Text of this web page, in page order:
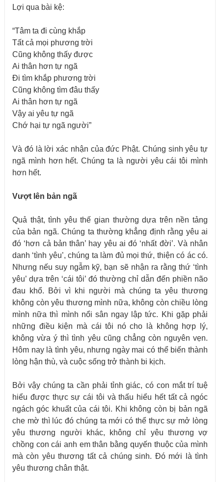
Lợi qua bài kệ:
“Tâm ta đi cùng khắp
Tất cả mọi phương trời
Cũng không thấy được
Ai thân hơn tự ngã
Đi tìm khắp phương trời
Cũng không tìm đâu thấy
Ai thân hơn tự ngã
Vậy ai yêu tự ngã
Chớ hại tự ngã người”
Và đó là lời xác nhận của đức Phật. Chúng sinh yêu tự
ngã mình hơn hết. Chúng ta là người yêu cái tôi mình
hơn hết.
Vượt lên bản ngã
Quả thật, tình yêu thế gian thường dựa trên nền tảng
của bản ngã. Chúng ta thường khẳng định rằng yêu ai
đó ‘hơn cả bản thân’ hay yêu ai đó ‘nhất đời’. Và nhân
danh ‘tình yêu’, chúng ta làm đủ mọi thứ, thiện có ác có.
Nhưng nếu suy ngẫm kỹ, bạn sẽ nhận ra rằng thứ ‘tình
yêu’ dựa trên ‘cái tôi’ đó thường chỉ dẫn đến phiền não
đau khổ. Bởi vì khi người mà chúng ta yêu thương
không còn yêu thương mình nữa, không còn chiều lòng
mình nữa thì mình nổi sân ngay lập tức. Khi gặp phải
những điều kiện mà cái tôi nó cho là không hợp lý,
không vừa ý thì tình yêu cũng chẳng còn nguyên vẹn.
Hôm nay là tình yêu, nhưng ngày mai có thể biến thành
lòng hận thù, và cuộc sống trở thành bi kịch.
Bởi vậy chúng ta cần phải tỉnh giác, có con mắt trí tuệ
hiểu được thực sự cái tôi và thấu hiểu hết tất cả ngóc
ngách góc khuất của cái tôi. Khi không còn bị bản ngã
che mờ thì lúc đó chúng ta mới có thể thực sự mở lòng
yêu thương người khác, không chỉ yêu thương vợ
chồng con cái anh em thân bằng quyến thuộc của mình
mà còn yêu thương tất cả chúng sinh. Đó mới là tình
yêu thương chân thật.